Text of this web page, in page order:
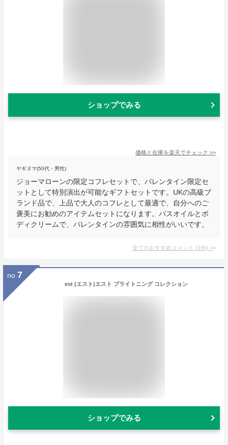
ショップでみる
価格と在庫を楽天でチェック >>
ヤギヌマ(50代・男性)
ジョーマローンの限定コフレセットで、バレンタイン限定セ
ットとして特別演出が可能なギフトセットです。UKの高級ブ
ランド品で、上品で大人のコフレとして最適で、自分へのご
褒美にお勧めのアイテムセットになります。バスオイルとボ
ディクリームで、バレンタインの雰囲気に相性がいいです。
全てのおすすめコメント (1件) >
no. 7
est (エスト)エスト ブライトニング コレクション
ショップでみる